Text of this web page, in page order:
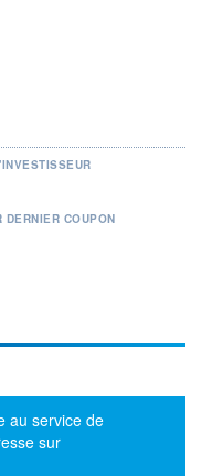
DERNIER COUPON
au service de
sur